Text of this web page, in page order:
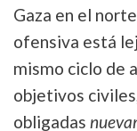
Gaza en el
ofensiva está
mismo ciclo de
objetivos
obligadas